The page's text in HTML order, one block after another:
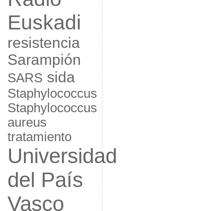
Euskadi
resistencia
Sarampión
SARS sida
Staphylococcus
Staphylococcus
aureus
tratamiento
Universidad
del País
Vasco